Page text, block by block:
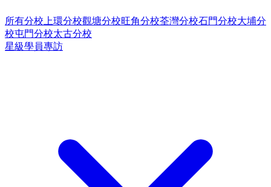
所有分校 上環分校觀塘分校旺角分校荃灣分校石門分校大埔分
校屯門分校太古分校
星級學員專訪